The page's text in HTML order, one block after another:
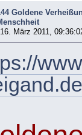
Goldene
16. März 2011,